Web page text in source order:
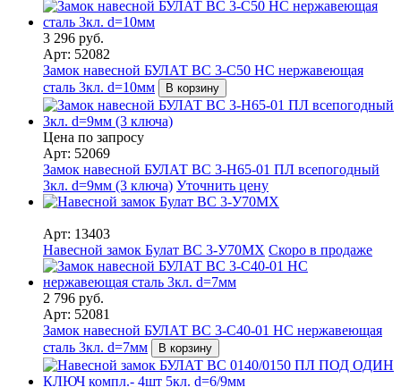
3 296 руб.
Арт: 52082
Замок навесной БУЛАТ ВС 3-С50 НС нержавеющая
сталь 3кл. d=10мм
В корзину
Цена по запросу
Арт: 52069
Замок навесной БУЛАТ ВС 3-Н65-01 ПЛ всепогодный
3кл. d=9мм (3 ключа) Уточнить цену
Арт: 13403
Навесной замок Булат ВС 3-У70МХ Скоро в продаже
2 796 руб.
Арт: 52081
Замок навесной БУЛАТ ВС 3-С40-01 НС нержавеющая
сталь 3кл. d=7мм
В корзину